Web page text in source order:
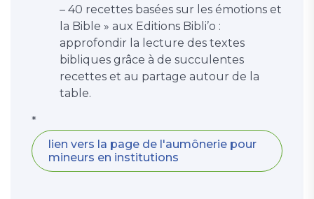
– 40 recettes basées sur les émotions et
la Bible » aux Editions Bibli’o :
approfondir la lecture des textes
bibliques grâce à de succulentes
recettes et au partage autour de la
table.
*
lien vers la page de l'aumônerie pour
mineurs en institutions